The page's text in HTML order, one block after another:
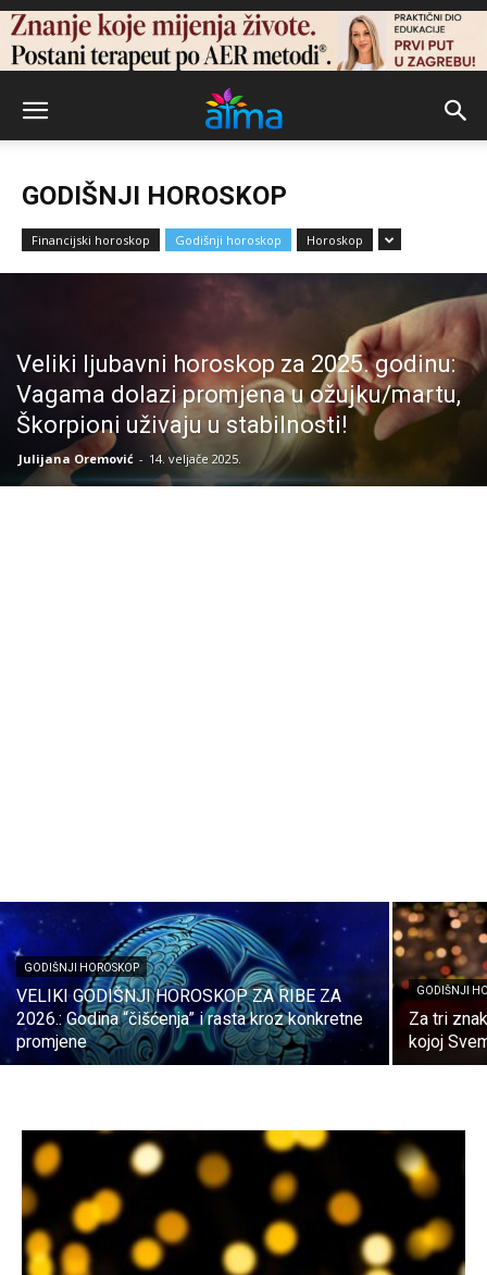
GODIŠNJI HOROSKOP
Financijski horoskop Godišnji horoskop Horoskop
Veliki ljubavni horoskop za 2025. godinu:
Vagama dolazi promjena u ožujku/martu,
Škorpioni uživaju u stabilnosti!
Julijana Oremović - 14. veljače 2025.
GODIŠNJI HOROSKOP
VELIKI GODIŠNJI HOROSKOP ZA RIBE ZA
2026.: Godina “čišćenja” i rasta kroz konkretne
promjene
GODIŠNJI
Za tri
kojoj